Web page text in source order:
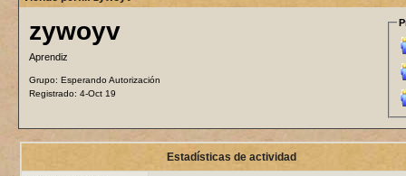
zywoyv
Aprendiz
Grupo: Esperando Autorización
Registrado: 4-Oct 19
Estadísticas de actividad